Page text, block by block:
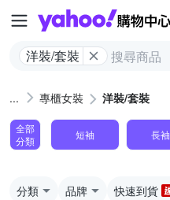
洋裝/套裝
專櫃女裝 洋裝/套裝
全部
分類
短袖 長袖
分類 品牌 快速到貨